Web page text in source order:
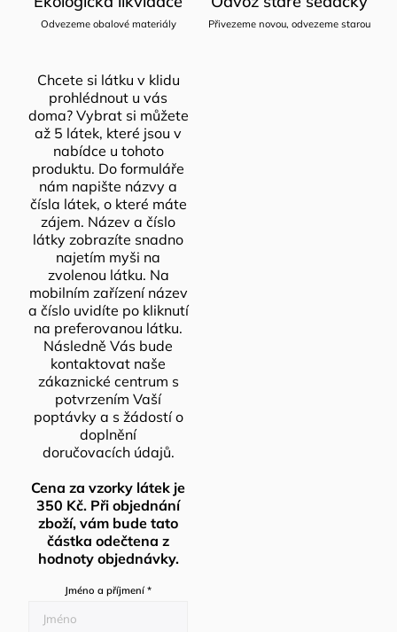
Odvezeme obalové materiály Přivezeme novou, odvezeme starou
Chcete si látku v klidu
prohlédnout u vás
doma? Vybrat si můžete
až 5 látek, které jsou v
nabídce u tohoto
produktu. Do formuláře
nám napište názvy a
čísla látek, o které máte
zájem. Název a číslo
látky zobrazíte snadno
najetím myši na
zvolenou látku. Na
mobilním zařízení název
a číslo uvidíte po kliknutí
na preferovanou látku.
Následně Vás bude
kontaktovat naše
zákaznické centrum s
potvrzením Vaší
poptávky a s žádostí o
doplnění
doručovacích údajů.
Cena za vzorky látek je
350 Kč. Při objednání
zboží, vám bude tato
částka odečtena z
hodnoty objednávky.
Jméno a příjmení *